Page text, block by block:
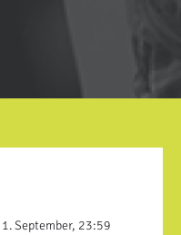
September, 23:59